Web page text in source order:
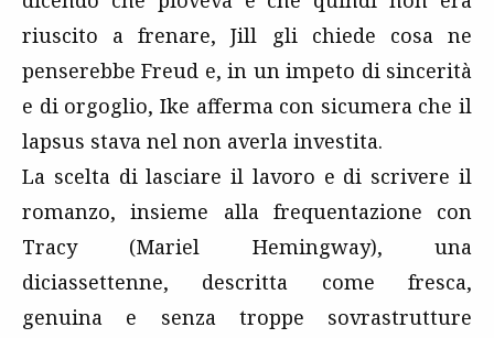
riuscito a frenare, Jill gli chiede cosa ne
penserebbe Freud e, in un impeto di sincerità
e di orgoglio, Ike afferma con sicumera che il
lapsus stava nel non averla investita.
La scelta di lasciare il lavoro e di scrivere il
romanzo, insieme alla frequentazione con
Tracy (Mariel Hemingway), una
diciassettenne, descritta come fresca,
genuina e senza troppe sovrastrutture